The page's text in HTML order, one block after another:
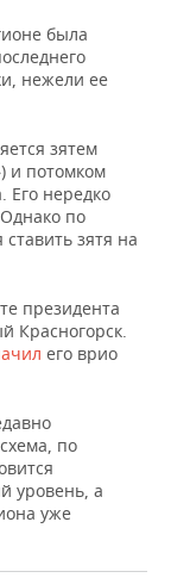
была
нежели ее
зятем
и потомком
Его нередко
по
зятя на
президента
Красногорск.
его врио
по
уровень, а
уже